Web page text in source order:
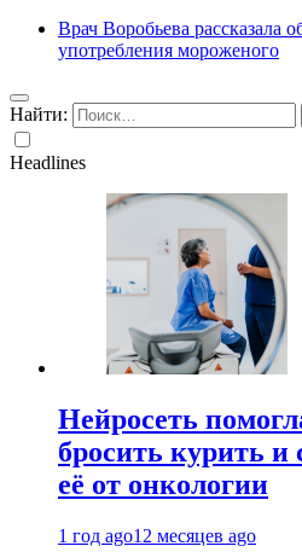
Врач Воробьева рассказала
употребления мороженого
Найти:
Headlines
Нейросеть
бросить курить и
её от онкологии
1 год ago12 месяцев ago